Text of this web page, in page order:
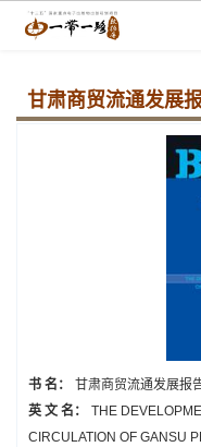
甘肃商贸流通发展
书 名：
甘肃商贸流通发展报
英 文 名：
THE
CIRCULATION OF GANSU